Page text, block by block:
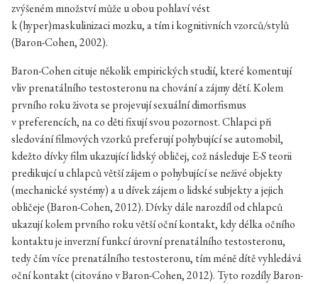
zvýšeném množství může u obou pohlaví vést
k (hyper)maskulinizaci mozku, a tím i kognitivních vzorců/stylů
(Baron-Cohen, 2002).
Baron-Cohen cituje několik empirických studií, které komentují
vliv prenatálního testosteronu na chování a zájmy dětí. Kolem
prvního roku života se projevují sexuální dimorfismus
v preferencích, na co děti fixují svou pozornost. Chlapci při
sledování filmových vzorků preferují pohybující se automobil,
kdežto dívky film ukazující lidský obličej, což následuje E-S teorii
predikujcí u chlapců větší zájem o pohybující se neživé objekty
(mechanické systémy) a u dívek zájem o lidské subjekty a jejich
obličeje (Baron-Cohen, 2012). Dívky dále narozdíl od chlapců
ukazují kolem prvního roku větší oční kontakt, kdy délka očního
kontaktu je inverzní funkcí úrovní prenatálního testosteronu,
tedy čím více prenatálního testosteronu, tím méně dítě vyhledává
oční kontakt (citováno v Baron-Cohen, 2012). Tyto rozdíly Baron-